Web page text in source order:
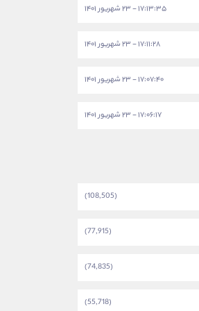
۱۷:۱۳:۳۵ - ۲۳ شهریور ۱۴۰۱
۱۷:۱۱:۲۸ - ۲۳ شهریور ۱۴۰۱
۱۷:۰۷:۴۰ - ۲۳ شهریور ۱۴۰۱
۱۷:۰۶:۱۷ - ۲۳ شهریور ۱۴۰۱
(108,505)
(77,915)
(74,835)
(55,718)